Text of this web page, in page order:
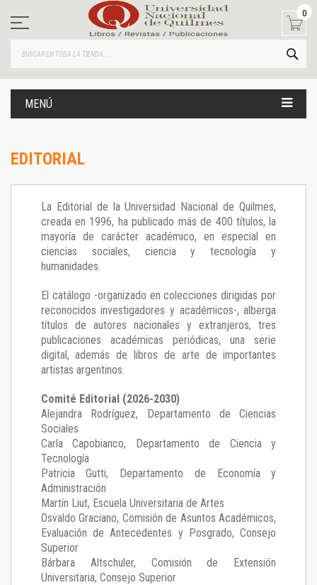
contenido
0
MENÚ
EDITORIAL
La Editorial de la Universidad Nacional de Quilmes,
creada en 1996, ha publicado más de 400 títulos, la
mayoría de carácter académico, en especial en
ciencias sociales, ciencia y tecnología y
humanidades.
El catálogo -organizado en colecciones dirigidas por
reconocidos investigadores y académicos-, alberga
títulos de autores nacionales y extranjeros, tres
publicaciones académicas periódicas, una serie
digital, además de libros de arte de importantes
artistas argentinos.
Comité Editorial (2026-2030)
Alejandra Rodríguez, Departamento de Ciencias
Sociales
Carla Capobianco, Departamento de Ciencia y
Tecnología
Patricia Gutti, Departamento de Economía y
Administración
Martín Liut, Escuela Universitaria de Artes
Osvaldo Graciano, Comisión de Asuntos Académicos,
Evaluación de Antecedentes y Posgrado, Consejo
Superior
Bárbara Altschuler, Comisión de Extensión
Universitaria, Consejo Superior